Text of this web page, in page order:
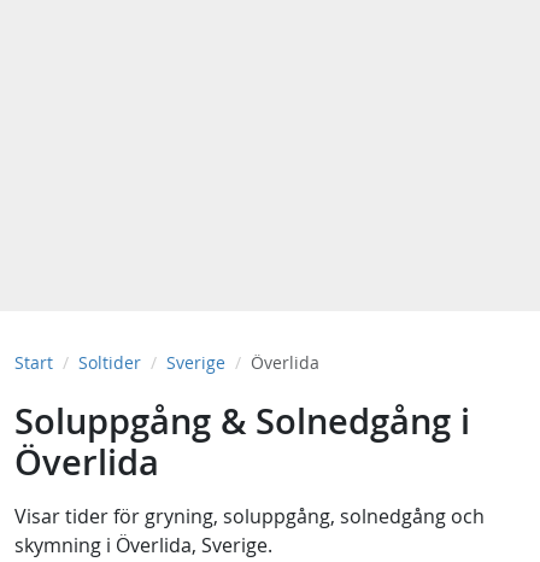
Start Soltider Sverige Överlida
Soluppgång & Solnedgång i
Överlida
Visar tider för gryning, soluppgång, solnedgång och
skymning i Överlida, Sverige.